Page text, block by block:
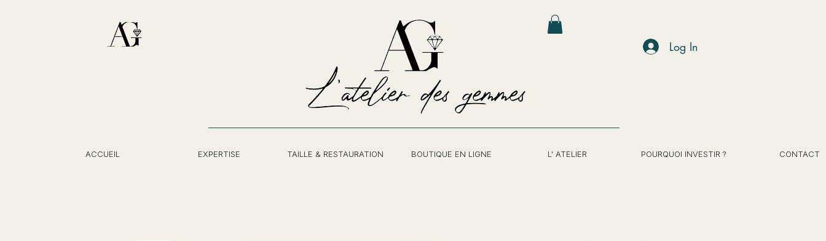
Log In
ACCUEIL EXPERTISE TAILLE & RESTAURATION BOUTIQUE EN LIGNE L' ATELIER POURQUOI INVESTIR ? CONTACT